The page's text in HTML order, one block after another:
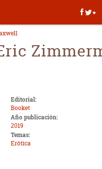
Editorial:
Booket
Año publicación:
2019
Temas:
Erótica